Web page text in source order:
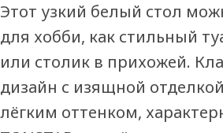
Этот узкий белый стол
для хобби, как стильный
или столик в прихожей.
дизайн с изящной
лёгким оттенком,